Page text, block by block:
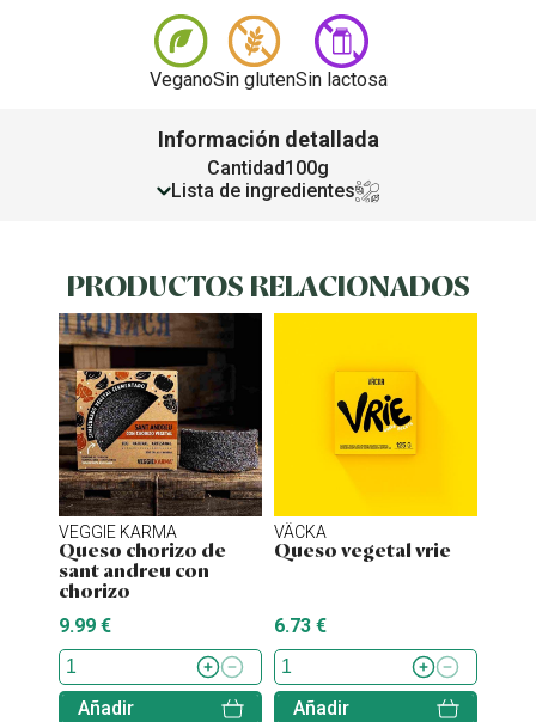
VeganoSin glutenSin lactosa
Información detallada
Cantidad100g
Lista de ingredientes
PRODUCTOS RELACIONADOS
VEGGIE KARMA
Queso chorizo de
sant andreu con
chorizo
9.99 €
Añadir
VÄCKA
Queso vegetal vrie
6.73 €
Añadir